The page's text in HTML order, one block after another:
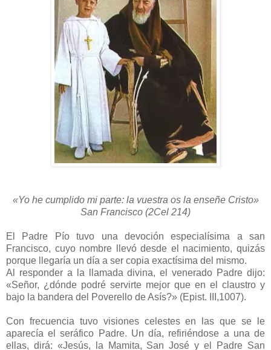
«Yo he cumplido mi parte: la vuestra os la enseñe Cristo»
San Francisco (2Cel 214)
El Padre Pío tuvo una devoción especialísima a san
Francisco, cuyo nombre llevó desde el nacimiento, quizás
porque llegaría un día a ser copia exactísima del mismo.
Al responder a la llamada divina, el venerado Padre dijo:
«Señor, ¿dónde podré servirte mejor que en el claustro y
bajo la bandera del Poverello de Asís?» (Epist. III,1007).
Con frecuencia tuvo visiones celestes en las que se le
aparecía el seráfico Padre. Un día, refiriéndose a una de
ellas, dirá: «Jesús, la Mamita, San José y el Padre San